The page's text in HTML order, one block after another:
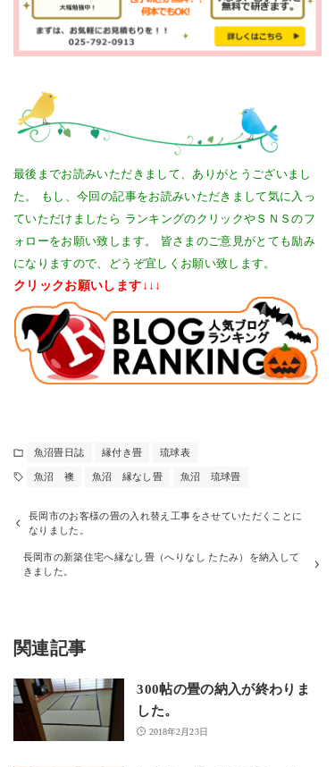
最後までお読みいただきまして、ありがとうございまし
た。
もし、今回の記事をお読みいただきまして気に入っ
ていただけましたら ランキングのクリックやＳＮＳのフ
ォローをお願い致します。
皆さまのご意見がとても励み
になりますので、どうぞ宜しくお願い致します。
クリックお願いします↓↓↓
魚沼畳日誌 縁付き畳 琉球表
魚沼 襖 魚沼 縁なし畳 魚沼 琉球畳
長岡市のお客様の畳の入れ替え工事をさせていただくことに
なりました。
長岡市の新築住宅へ縁なし畳（へりなし たたみ）を納入して
きました。
関連記事
300帖の畳の納入が終わりま
した。
2018年2月23日